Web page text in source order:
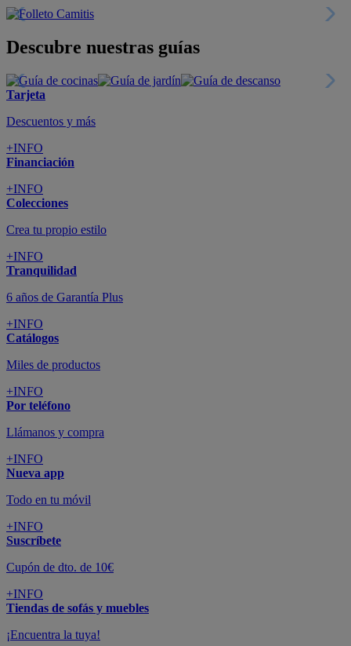
Descubre nuestras guías
Tarjeta
Descuentos y más
+INFO
Financiación
+INFO
Colecciones
Crea tu propio estilo
+INFO
Tranquilidad
6 años de Garantía Plus
+INFO
Catálogos
Miles de productos
+INFO
Por teléfono
Llámanos y compra
+INFO
Nueva app
Todo en tu móvil
+INFO
Suscríbete
Cupón de dto. de 10€
+INFO
Tiendas de sofás y muebles
¡Encuentra la tuya!